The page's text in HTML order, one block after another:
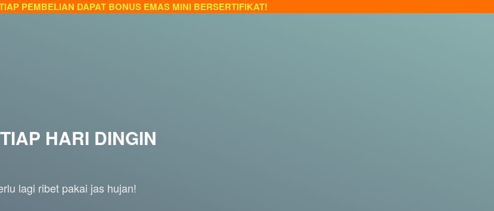
PEMBELIAN DAPAT BONUS EMAS MINI BERSERTIFIKAT!
HARI DINGIN
lagi ribet pakai jas hujan!